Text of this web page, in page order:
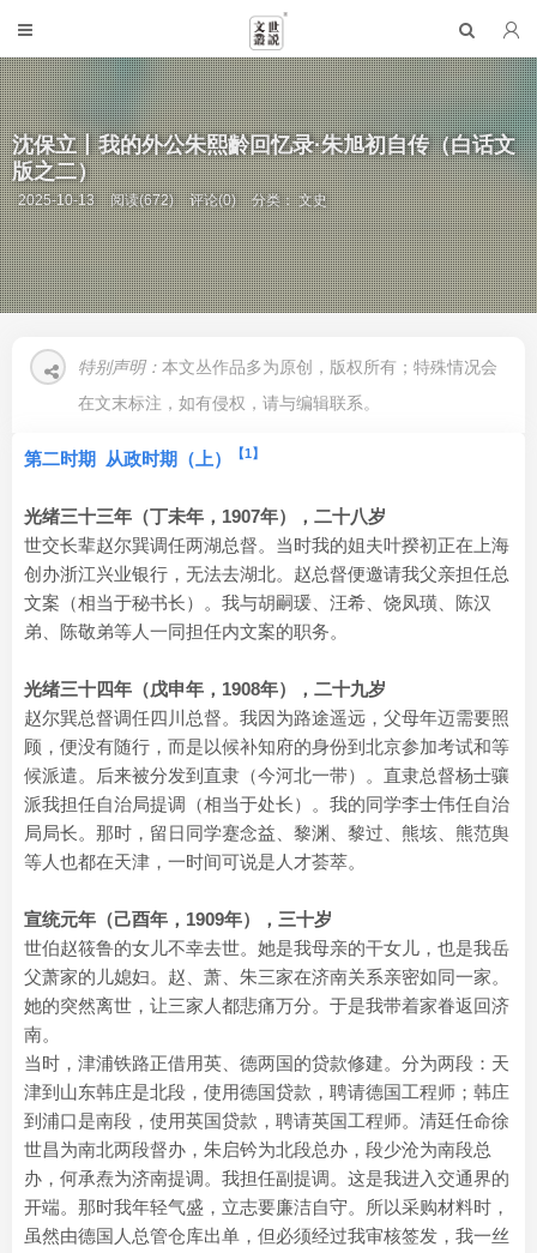
沈保立丨我的外公朱熙齡回忆录·朱旭初自传（白话文
版之二）
2025-10-13 阅读(672) 评论(0) 分类：文史
特别声明： 本文丛作品多为原创，版权所有；特殊情况会
在文末标注，如有侵权，请与编辑联系。
第二时期 从政时期（上） 【1】
光绪三十三年（丁未年，1907年），二十八岁
世交长辈赵尔巽调任两湖总督。当时我的姐夫叶揆初正在上海
创办浙江兴业银行，无法去湖北。赵总督便邀请我父亲担任总
文案（相当于秘书长）。我与胡嗣瑗、汪希、饶凤璜、陈汉
弟、陈敬弟等人一同担任内文案的职务。
光绪三十四年（戊申年，1908年），二十九岁
赵尔巽总督调任四川总督。我因为路途遥远，父母年迈需要照
顾，便没有随行，而是以候补知府的身份到北京参加考试和等
候派遣。后来被分发到直隶（今河北一带）。直隶总督杨士骧
派我担任自治局提调（相当于处长）。我的同学李士伟任自治
局局长。那时，留日同学蹇念益、黎渊、黎过、熊垓、熊范舆
等人也都在天津，一时间可说是人才荟萃。
宣统元年（己酉年，1909年），三十岁
世伯赵筱鲁的女儿不幸去世。她是我母亲的干女儿，也是我岳
父萧家的儿媳妇。赵、萧、朱三家在济南关系亲密如同一家。
她的突然离世，让三家人都悲痛万分。于是我带着家眷返回济
南。
当时，津浦铁路正借用英、德两国的贷款修建。分为两段：天
津到山东韩庄是北段，使用德国贷款，聘请德国工程师；韩庄
到浦口是南段，使用英国贷款，聘请英国工程师。清廷任命徐
世昌为南北两段督办，朱启钤为北段总办，段少沧为南段总
办，何承焘为济南提调。我担任副提调。这是我进入交通界的
开端。那时我年轻气盛，立志要廉洁自守。所以采购材料时，
虽然由德国人总管仓库出单，但必须经过我审核签发，我一丝